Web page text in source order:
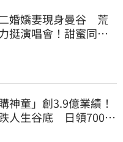
婚嬌妻現身曼谷 荒
挺演唱會！甜蜜同框
神童」創3.9億業績！
人生谷底 日領700元